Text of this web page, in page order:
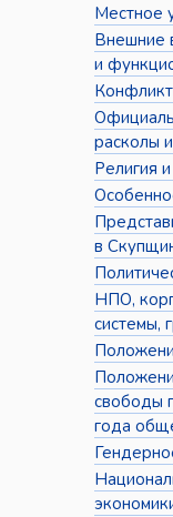
Местное
Внешние
и
расколы
Религия
в
НПО,
системы,
свободы
года